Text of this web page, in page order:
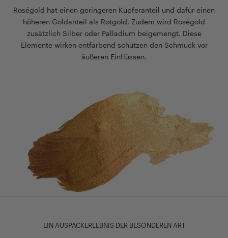
Roségold hat einen geringeren Kupferanteil und dafür einen
höheren Goldanteil als Rotgold. Zudem wird Roségold
zusätzlich Silber oder Palladium beigemengt. Diese
Elemente wirken entfärbend schützen den Schmuck vor
äußeren Einflüssen.
EIN AUSPACKERLEBNIS DER BESONDEREN ART